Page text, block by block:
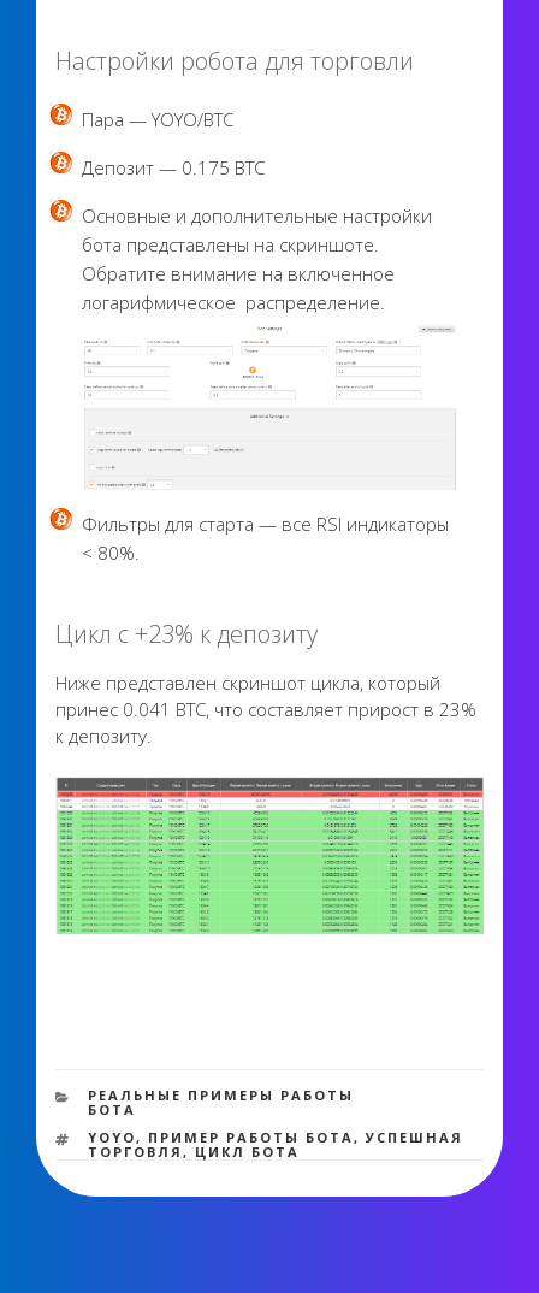
Настройки робота для торговли
Пара — YOYO/BTC
Депозит — 0.175 BTC
Основные и дополнительные настройки
бота представлены на скриншоте.
Обратите внимание на включенное
логарифмическое распределение.
Фильтры для старта — все RSI индикаторы
< 80%.
Цикл с +23% к депозиту
Ниже представлен скриншот цикла, который
принес 0.041 BTC, что составляет прирост в 23%
к депозиту.
РУБРИКИ
РЕАЛЬНЫЕ ПРИМЕРЫ РАБОТЫ
БОТА
МЕТКИ
YOYO, ПРИМЕР РАБОТЫ БОТА,УСПЕШНАЯ
ТОРГОВЛЯ, ЦИКЛ БОТА